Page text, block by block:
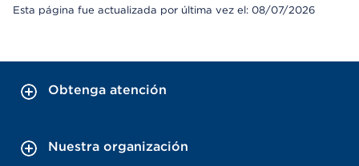
Esta página fue actualizada por última vez el: 08/07/2026
Obtenga atención
Nuestra organización